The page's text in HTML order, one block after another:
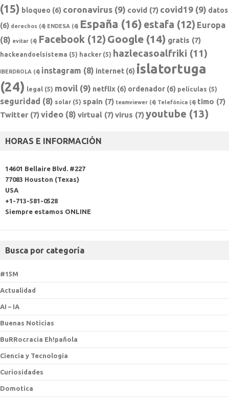
(15) bloqueo (6) coronavirus (9) covid (7) covid19 (9) datos
(6) derechos (4) ENDESA (4) España (16) estafa (12) Europa
(8) evitar (4) Facebook (12) Google (14) gratis (7)
hackeandoelsistema (5) hacker (5) hazlecasoalfriki (11)
IBERDROLA (4) instagram (8) internet (6) islatortuga
(24) legal (5) movil (9) netflix (6) ordenador (6) películas (5)
seguridad (8) solar (5) spain (7) teamviewer (4) Telefónica (4) timo (7)
Twitter (7)video (8) virtual (7)virus (7)youtube (13)
HORAS E INFORMACIÓN
14601 Bellaire Blvd. #227
77083 Houston (Texas)
USA
+1-713-581-0528
Siempre estamos ONLINE
Busca por categoría
#15M
Actualidad
AI – IA
Buenas Noticias
BuRRocracia Eh!pañola
Ciencia y Tecnologia
Curiosidades
Domotica